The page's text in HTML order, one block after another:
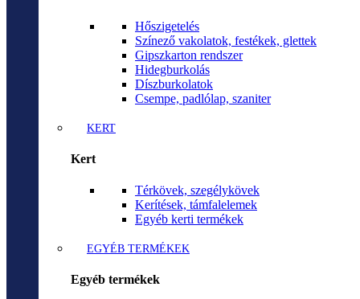
Hőszigetelés
Színező vakolatok, festékek, glettek
Gipszkarton rendszer
Hidegburkolás
Díszburkolatok
Csempe, padlólap, szaniter
KERT
Kert
Térkövek, szegélykövek
Kerítések, támfalelemek
Egyéb kerti termékek
EGYÉB TERMÉKEK
Egyéb termékek